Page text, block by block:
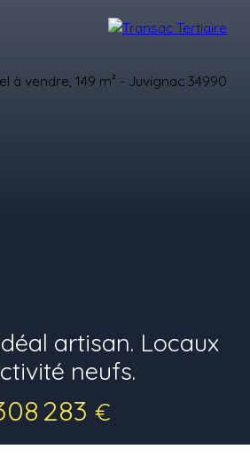
artisan. Locaux
neufs.
283 €